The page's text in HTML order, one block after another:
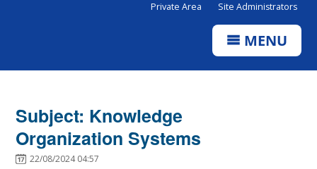
Private Area Site Administrators
MENU
Subject: Knowledge
Organization Systems
22/08/2024 04:57